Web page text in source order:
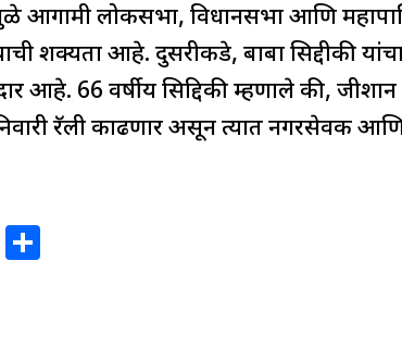
आगामी लोकसभा, विधानसभा आणि
शक्यता आहे. दुसरीकडे, बाबा सिद्दीकी
आहे. 66 वर्षीय सिद्दिकी म्हणाले की,
रॅली काढणार असून त्यात नगरसेवक
X